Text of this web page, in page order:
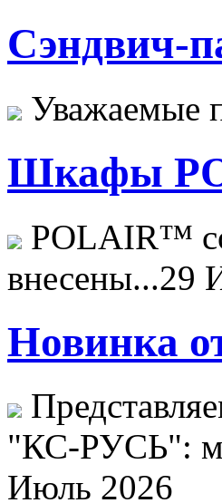
Сэндвич-
Шкафы
POLAIR™
внесены...29
Новинка
"КС-РУСЬ":
Июль 2026